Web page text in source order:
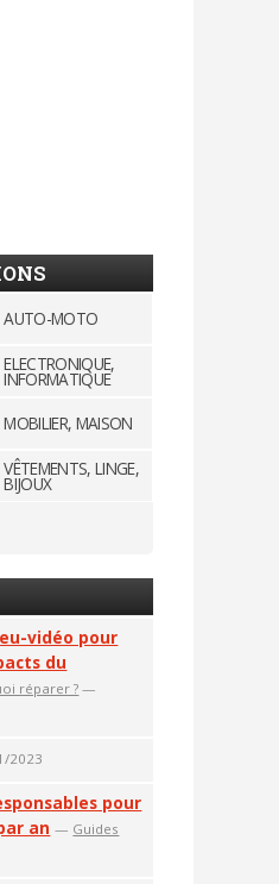
AUTO-MOTO
ELECTRONIQUE,
INFORMATIQUE
MOBILIER, MAISON
VÊTEMENTS, LINGE,
BIJOUX
vidéo pour
du
réparer ?—
2023
pour
an — Guides